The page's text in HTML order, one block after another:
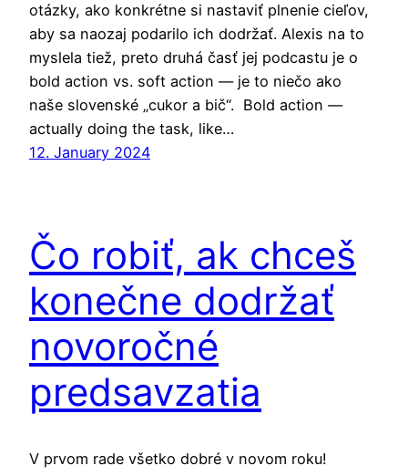
otázky, ako konkrétne si nastaviť plnenie cieľov,
aby sa naozaj podarilo ich dodržať. Alexis na to
myslela tiež, preto druhá časť jej podcastu je o
bold action vs. soft action — je to niečo ako
naše slovenské „cukor a bič“. Bold action —
actually doing the task, like…
12. January 2024
Čo robiť, ak chceš
konečne dodržať
novoročné
predsavzatia
V prvom rade všetko dobré v novom roku!